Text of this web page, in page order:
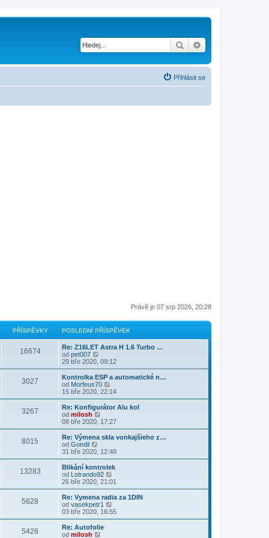
Hledat
Přihlásit se
Právě je 07 srp 2026, 20:28
PŘÍSPĚVKY POSLEDNÍ PŘÍSPĚVEK
16674
Re: Z16LET Astra H 1.6 Turbo …
od pet007
o
b
r
a
z
p
o
s
e
n
í
p
ř
í
s
p
ě
v
e
k
29 bře 2020, 09:12
3027
Kontrolka ESP a automatické n…
od Morfeus70
o
b
r
z
p
o
s
e
d
n
í
p
ř
í
s
15 bře 2020, 22:14
3267
Re: Konfigurátor Alu kol
od milosh
o
b
r
z
p
o
s
e
d
n
í
p
08 bře 2020, 17:27
8015
Re: Výmena skla vonkajšieho z…
od Gondil
o
b
r
a
z
p
o
s
e
31 bře 2020, 12:48
13283
Blikání kontrolek
od Lotrando92
o
b
r
z
26 bře 2020, 21:01
5628
Re: Vymena radia za 1DIN
od vasekpetr1
o
b
03 bře 2020, 16:55
5428
Re: Autofolie
od milosh